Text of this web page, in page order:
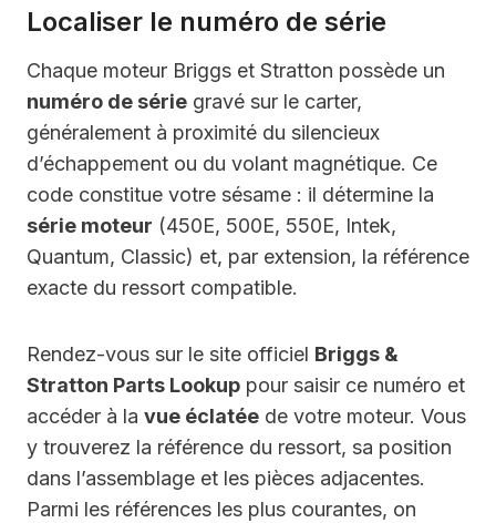
Localiser le numéro de série
Chaque moteur Briggs et Stratton possède un
numéro de série gravé sur le carter,
généralement à proximité du silencieux
d’échappement ou du volant magnétique. Ce
code constitue votre sésame : il détermine la
série moteur (450E, 500E, 550E, Intek,
Quantum, Classic) et, par extension, la référence
exacte du ressort compatible.
Rendez-vous sur le site officiel Briggs &
Stratton Parts Lookup pour saisir ce numéro et
accéder à la vue éclatée de votre moteur. Vous
y trouverez la référence du ressort, sa position
dans l’assemblage et les pièces adjacentes.
Parmi les références les plus courantes, on